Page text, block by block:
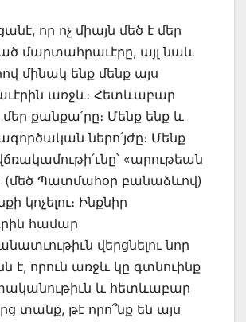
որ ոչ միայն մեծ է մեր
մարտահրաւէրը, այլ նաև
մինակ ենք մենք այս
առջև։ Հետևաբար
քանքա՛րը։ Մենք ենք և
ներո՛յժը։ Մենք
«արութեան
(մեծ Պատմահօր բանաձևով)
կոչելու։ Ինքնիր
համար
վերցնելու նոր
է, որուն առջև կը գտնուինք
և հետևաբար
տանք, թէ որո՞նք են այս